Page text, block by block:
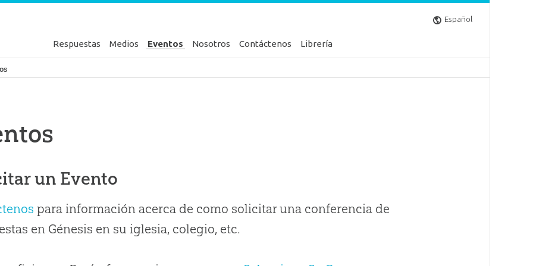
Español
Respuestas Medios Eventos Nosotros Contáctenos Librería
Génesis
un Evento
para información acerca de como solicitar una conferencia de
en Génesis en su iglesia, colegio, etc.